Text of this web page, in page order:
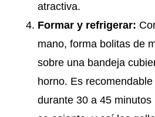
atractiva.
Formar y refrigerar:
mano, forma bolitas de
sobre una bandeja
horno. Es
durante 30 a 45